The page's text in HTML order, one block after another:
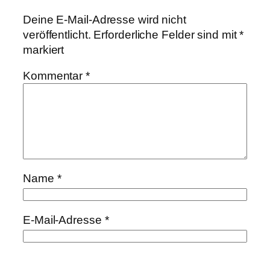
Deine E-Mail-Adresse wird nicht
veröffentlicht. Erforderliche Felder sind mit*
markiert
Kommentar*
Name *
E-Mail-Adresse *